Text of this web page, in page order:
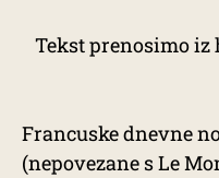
Tekst prenosimo iz
Francuske dnevne
(nepovezane s Le